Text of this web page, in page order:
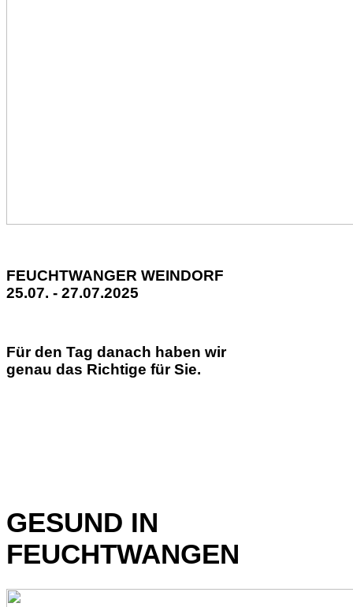
FEUCHTWANGER WEINDORF
25.07. - 27.07.2025
Für den Tag danach haben wir
genau das Richtige für Sie.
GESUND IN
FEUCHTWANGEN